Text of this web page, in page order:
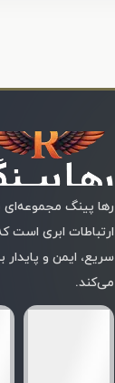
رها ‌پینگ مجموعه‌ای
ارتباطات ابری است
سریع، ایمن و پایدار
می‌کند.